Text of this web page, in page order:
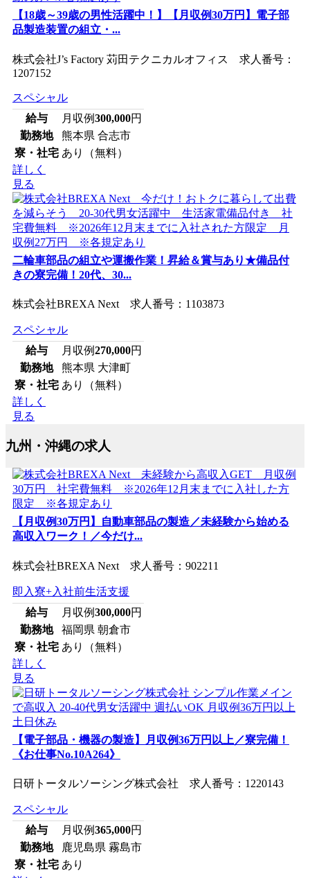
【18歳～39歳の男性活躍中！】【月収例30万円】電子部
品製造装置の組立・...
株式会社J’s Factory 苅田テクニカルオフィス 求人番号：
1207152
スペシャル
給与
月収例300,000円
勤務地
熊本県 合志市
寮・社宅 あり（無料）
詳しく
見る
二輪車部品の組立や運搬作業！昇給＆賞与あり★備品付
きの寮完備！20代、30...
株式会社BREXA Next 求人番号：1103873
スペシャル
給与
月収例270,000円
勤務地
熊本県 大津町
寮・社宅 あり（無料）
詳しく
見る
九州・沖縄の求人
【月収例30万円】自動車部品の製造／未経験から始める
高収入ワーク！／今だけ...
株式会社BREXA Next 求人番号：902211
即入寮+入社前生活支援
給与
月収例300,000円
勤務地
福岡県 朝倉市
寮・社宅 あり（無料）
詳しく
見る
【電子部品・機器の製造】月収例36万円以上／寮完備！
《お仕事No.10A264》
日研トータルソーシング株式会社 求人番号：1220143
スペシャル
給与
月収例365,000円
勤務地
鹿児島県 霧島市
寮・社宅 あり